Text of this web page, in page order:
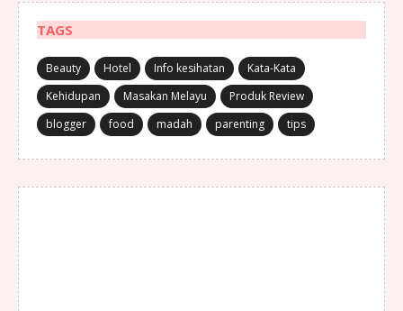
TAGS
Beauty Hotel Info kesihatan
Kata-Kata
Kehidupan
Masakan Melayu
Produk Review
blogger
food madah parenting tips